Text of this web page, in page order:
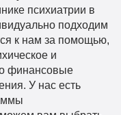
психиатрии в
подходим
к нам за помощью,
и
финансовые
У нас есть